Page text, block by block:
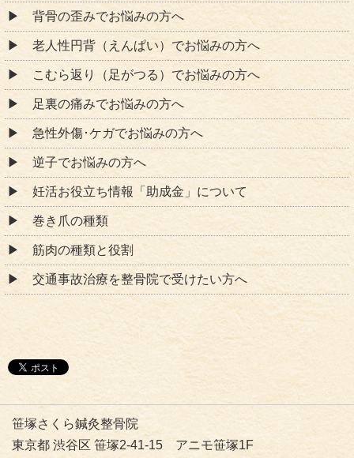
背骨の歪みでお悩みの方へ
老人性円背（えんぱい）でお悩みの方へ
こむら返り（足がつる）でお悩みの方へ
足裏の痛みでお悩みの方へ
急性外傷･ケガでお悩みの方へ
逆子でお悩みの方へ
妊活お役立ち情報「助成金」について
巻き爪の種類
筋肉の種類と役割
交通事故治療を整骨院で受けたい方へ
笹塚さくら鍼灸整骨院
東京都 渋谷区 笹塚2-41-15 アニモ笹塚1F